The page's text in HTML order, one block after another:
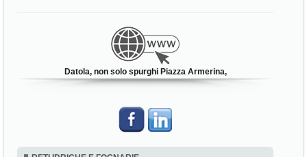
Datola, non solo spurghi Piazza Armerina,